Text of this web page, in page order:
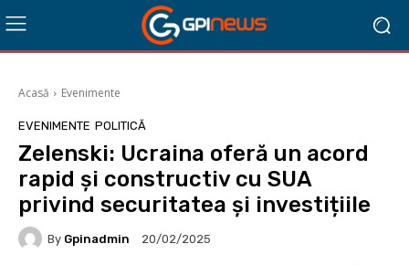
Acasă Evenimente
EVENIMENTE POLITICĂ
Zelenski: Ucraina oferă un acord
rapid și constructiv cu SUA
privind securitatea și investițiile
By Gpinadmin 20/02/2025